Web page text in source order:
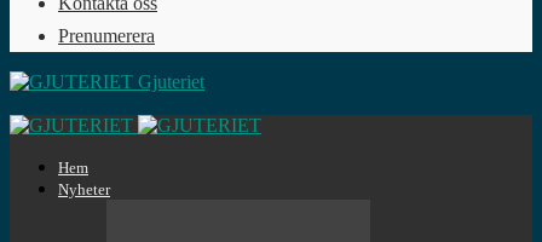
Prenumerera
Gjuteriet
Hem
Nyheter